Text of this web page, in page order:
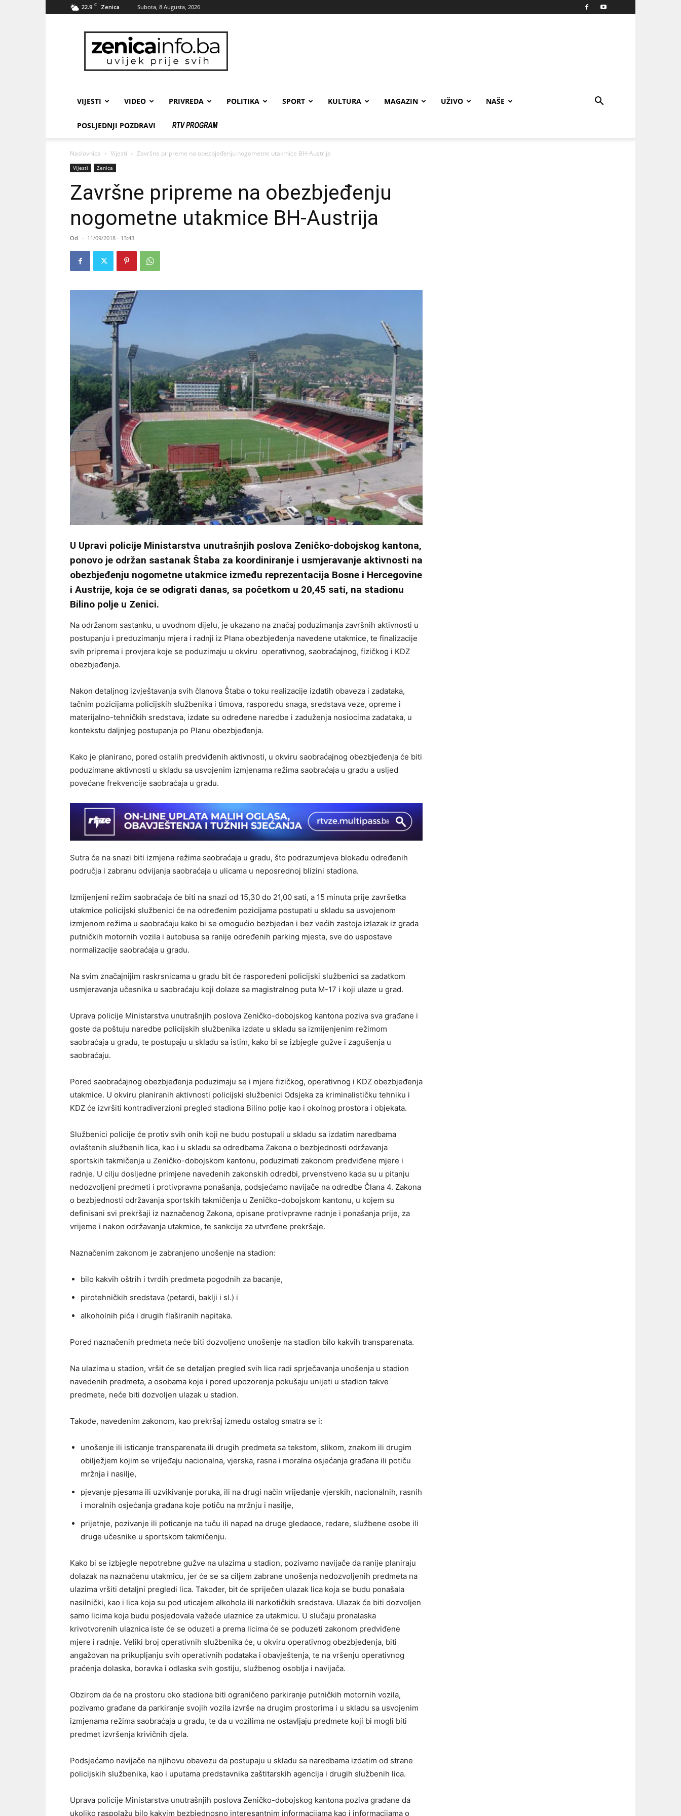
22.9 C Zenica Subota, 8 Augusta, 2026
zenicainfo.ba
VIJESTI VIDEO PRIVREDA POLITIKA SPORT KULTURA MAGAZIN UŽIVO NAŠE
POSLJEDNJI POZDRAVI
Naslovnica Vijesti Završne pripreme na obezbjeđenju nogometne utakmice BH-Austrija
Vijesti Zenica
Završne pripreme na obezbjeđenju
nogometne utakmice BH-Austrija
Od - 11/09/2018 - 13:43
U Upravi policije Ministarstva unutrašnjih poslova Zeničko-dobojskog kantona,
ponovo je održan sastanak Štaba za koordiniranje i usmjeravanje aktivnosti na
obezbjeđenju nogometne utakmice između reprezentacija Bosne i Hercegovine
i Austrije, koja će se odigrati danas, sa početkom u 20,45 sati, na stadionu
Bilino polje u Zenici.
Na održanom sastanku, u uvodnom dijelu, je ukazano na značaj poduzimanja završnih aktivnosti u
postupanju i preduzimanju mjera i radnji iz Plana obezbjeđenja navedene utakmice, te finalizacije
svih priprema i provjera koje se poduzimaju u okviru operativnog, saobraćajnog, fizičkog i KDZ
obezbjeđenja.
Nakon detaljnog izvještavanja svih članova Štaba o toku realizacije izdatih obaveza i zadataka,
tačnim pozicijama policijskih službenika i timova, rasporedu snaga, sredstava veze, opreme i
materijalno-tehničkih sredstava, izdate su određene naredbe i zaduženja nosiocima zadataka, u
kontekstu daljnjeg postupanja po Planu obezbjeđenja.
Kako je planirano, pored ostalih predviđenih aktivnosti, u okviru saobraćajnog obezbjeđenja će biti
poduzimane aktivnosti u skladu sa usvojenim izmjenama režima saobraćaja u gradu a usljed
povećane frekvencije saobraćaja u gradu.
Sutra će na snazi biti izmjena režima saobraćaja u gradu, što podrazumjeva blokadu određenih
područja i zabranu odvijanja saobraćaja u ulicama u neposrednoj blizini stadiona.
Izmijenjeni režim saobraćaja će biti na snazi od 15,30 do 21,00 sati, a 15 minuta prije završetka
utakmice policijski službenici će na određenim pozicijama postupati u skladu sa usvojenom
izmjenom režima u saobraćaju kako bi se omogućio bezbjedan i bez većih zastoja izlazak iz grada
putničkih motornih vozila i autobusa sa ranije određenih parking mjesta, sve do uspostave
normalizacije saobraćaja u gradu.
Na svim značajnijim raskrsnicama u gradu bit će raspoređeni policijski službenici sa zadatkom
usmjeravanja učesnika u saobraćaju koji dolaze sa magistralnog puta M-17 i koji ulaze u grad.
Uprava policije Ministarstva unutrašnjih poslova Zeničko-dobojskog kantona poziva sva građane i
goste da poštuju naredbe policijskih službenika izdate u skladu sa izmijenjenim režimom
saobraćaja u gradu, te postupaju u skladu sa istim, kako bi se izbjegle gužve i zagušenja u
saobraćaju.
Pored saobraćajnog obezbjeđenja poduzimaju se i mjere fizičkog, operativnog i KDZ obezbjeđenja
utakmice. U okviru planiranih aktivnosti policijski službenici Odsjeka za kriminalističku tehniku i
KDZ će izvršiti kontradiverzioni pregled stadiona Bilino polje kao i okolnog prostora i objekata.
Službenici policije će protiv svih onih koji ne budu postupali u skladu sa izdatim naredbama
ovlaštenih službenih lica, kao i u skladu sa odredbama Zakona o bezbjednosti održavanja
sportskih takmičenja u Zeničko-dobojskom kantonu, poduzimati zakonom predviđene mjere i
radnje. U cilju dosljedne primjene navedenih zakonskih odredbi, prvenstveno kada su u pitanju
nedozvoljeni predmeti i protivpravna ponašanja, podsjećamo navijače na odredbe Člana 4. Zakona
o bezbjednosti održavanja sportskih takmičenja u Zeničko-dobojskom kantonu, u kojem su
definisani svi prekršaji iz naznačenog Zakona, opisane protivpravne radnje i ponašanja prije, za
vrijeme i nakon održavanja utakmice, te sankcije za utvrđene prekršaje.
Naznačenim zakonom je zabranjeno unošenje na stadion:
bilo kakvih oštrih i tvrdih predmeta pogodnih za bacanje,
pirotehničkih sredstava (petardi, baklji i sl.) i
alkoholnih pića i drugih flaširanih napitaka.
Pored naznačenih predmeta neće biti dozvoljeno unošenje na stadion bilo kakvih transparenata.
Na ulazima u stadion, vršit će se detaljan pregled svih lica radi sprječavanja unošenja u stadion
navedenih predmeta, a osobama koje i pored upozorenja pokušaju unijeti u stadion takve
predmete, neće biti dozvoljen ulazak u stadion.
Takođe, navedenim zakonom, kao prekršaj između ostalog smatra se i:
unošenje ili isticanje transparenata ili drugih predmeta sa tekstom, slikom, znakom ili drugim
obilježjem kojim se vrijeđaju nacionalna, vjerska, rasna i moralna osjećanja građana ili potiču
mržnja i nasilje,
pjevanje pjesama ili uzvikivanje poruka, ili na drugi način vrijeđanje vjerskih, nacionalnih, rasnih
i moralnih osjećanja građana koje potiču na mržnju i nasilje,
prijetnje, pozivanje ili poticanje na tuču ili napad na druge gledaoce, redare, službene osobe ili
druge učesnike u sportskom takmičenju.
Kako bi se izbjegle nepotrebne gužve na ulazima u stadion, pozivamo navijače da ranije planiraju
dolazak na naznačenu utakmicu, jer će se sa ciljem zabrane unošenja nedozvoljenih predmeta na
ulazima vršiti detaljni pregledi lica. Također, bit će spriječen ulazak lica koja se budu ponašala
nasilnički, kao i lica koja su pod uticajem alkohola ili narkotičkih sredstava. Ulazak će biti dozvoljen
samo licima koja budu posjedovala važeće ulaznice za utakmicu. U slučaju pronalaska
krivotvorenih ulaznica iste će se oduzeti a prema licima će se poduzeti zakonom predviđene
mjere i radnje. Veliki broj operativnih službenika će, u okviru operativnog obezbjeđenja, biti
angažovan na prikupljanju svih operativnih podataka i obavještenja, te na vršenju operativnog
praćenja dolaska, boravka i odlaska svih gostiju, službenog osoblja i navijača.
Obzirom da će na prostoru oko stadiona biti ograničeno parkiranje putničkih motornih vozila,
pozivamo građane da parkiranje svojih vozila izvrše na drugim prostorima i u skladu sa usvojenim
izmjenama režima saobraćaja u gradu, te da u vozilima ne ostavljaju predmete koji bi mogli biti
predmet izvršenja krivičnih djela.
Podsjećamo navijače na njihovu obavezu da postupaju u skladu sa naredbama izdatim od strane
policijskih službenika, kao i uputama predstavnika zaštitarskih agencija i drugih službenih lica.
Uprava policije Ministarstva unutrašnjih poslova Zeničko-dobojskog kantona poziva građane da
ukoliko raspolažu bilo kakvim bezbjednosno interesantnim informacijama kao i informacijama o